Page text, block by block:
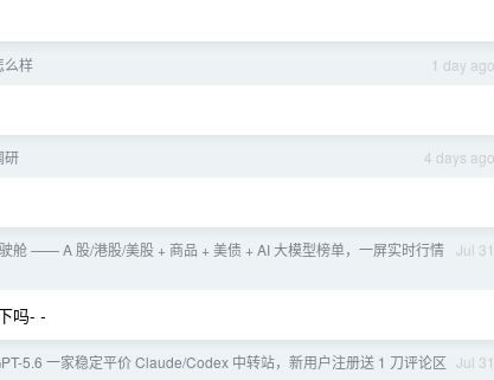
1 day ago
么样
4 days ago
研
Jul 31
舱 —— A 股/港股/美股 + 商品 + 美债 + AI 大模型榜单，一屏实时行情
吗- -
Jul 31
5.6 一家稳定平价 Claude/Codex 中转站，新用户注册送 1 刀评论区